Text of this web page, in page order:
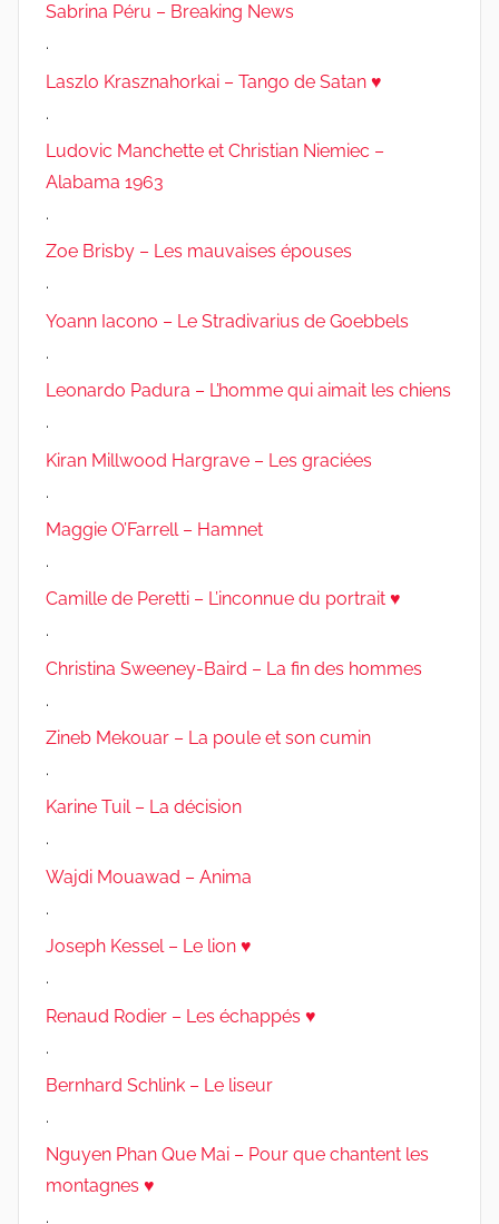
Sabrina Péru – Breaking News
.
Laszlo Krasznahorkai – Tango de Satan ♥
.
Ludovic Manchette et Christian Niemiec –
Alabama 1963
.
Zoe Brisby – Les mauvaises épouses
.
Yoann Iacono – Le Stradivarius de Goebbels
.
Leonardo Padura – L’homme qui aimait les chiens
.
Kiran Millwood Hargrave – Les graciées
.
Maggie O’Farrell – Hamnet
.
Camille de Peretti – L’inconnue du portrait ♥
.
Christina Sweeney-Baird – La fin des hommes
.
Zineb Mekouar – La poule et son cumin
.
Karine Tuil – La décision
.
Wajdi Mouawad – Anima
.
Joseph Kessel – Le lion ♥
.
Renaud Rodier – Les échappés ♥
.
Bernhard Schlink – Le liseur
.
Nguyen Phan Que Mai – Pour que chantent les
montagnes ♥
.